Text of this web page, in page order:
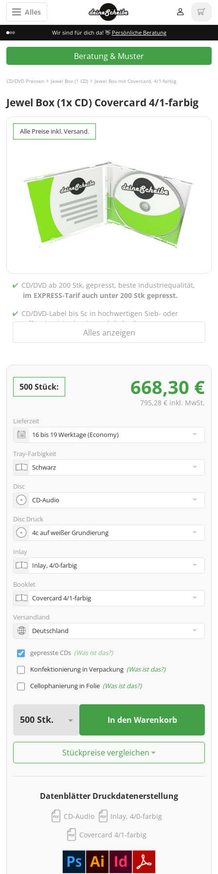
Alles
Wir sind für dich da! 👋 Persönliche Beratung
Beratung & Muster
CD/DVD Pressen Jewel Box (1 CD) Jewel Box mit Covercard, 4/1-farbig
Jewel Box (1x CD) Covercard 4/1-farbig
Alle Preise inkl. Versand.
CD/DVD ab 200 Stk, gepresst, beste Industriequalität,
im EXPRESS-Tarif auch unter 200 Stk gepresst.
CD/DVD-Label bis 5c in hochwertigen Sieb- oder
Offsetdruck bedruckt,auch bei gebrannten CDs/DVDs
inkl. PREMIUM Datencheck (Überprüfung der Daten ink.
Screenproof bzw. PDF-Ansichtsdatei vorab zur
inkl. Glasmaster (bei Pressung) & Versand an eine
Adresse
Viele weitere Möglichkeiten wie 2. Lieferadressen,
Neutraler Versand usw. gern auf Anfrage
Alles anzeigen
500 Stück: 668,30 €
795,28 € inkl. MwSt.
Lieferzeit
Tray-Farbigkeit
Disc
Disc Druck
Inlay
Booklet
Versandland
gepresste CDs Was ist das?
Konfektionierung in Verpackung Was ist das?
Cellophanierung in Folie Was ist das?
In den Warenkorb
Stückpreise vergleichen
Datenblätter Druckdatenerstellung
CD-Audio Inlay, 4/0-farbig
Covercard 4/1-farbig